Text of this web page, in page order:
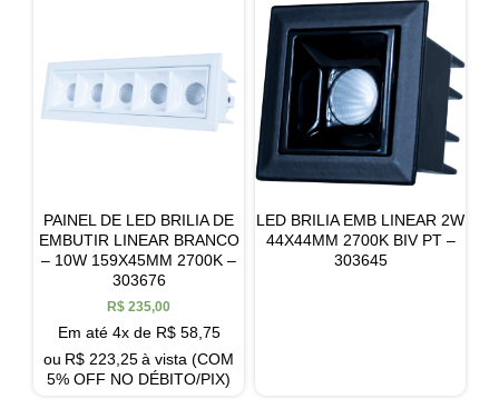
PAINEL DE LED BRILIA DE
EMBUTIR LINEAR BRANCO
– 10W 159X45MM 2700K –
303676
R$ 235,00
Em até 4x de R$58,75
ou R$ 223,25à vista (COM
5% OFF NO DÉBITO/PIX)
LED BRILIA EMB LINEAR 2W
44X44MM 2700K BIV PT –
303645